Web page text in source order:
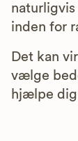
inden for
Det kan
vælge
hjælpe